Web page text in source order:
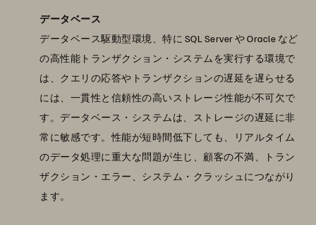
データベース
データベース駆動型環境、特に SQL Server や Oracle など
の高性能トランザクション・システムを実行する環境で
は、クエリの応答やトランザクションの遅延を遅らせる
には、一貫性と信頼性の高いストレージ性能が不可欠で
す。データベース・システムは、ストレージの遅延に非
常に敏感です。性能が短時間低下しても、リアルタイム
のデータ処理に重大な問題が生じ、顧客の不満、トラン
ザクション・エラー、システム・クラッシュにつながり
ます。